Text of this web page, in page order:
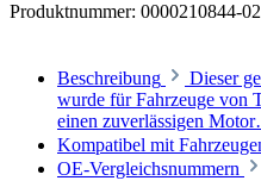
Produktnummer: 0000210844-02
Beschreibung
Dieser
wurde für Fahrzeuge von
einen zuverlässigen
Kompatibel mit
OE-Vergleichsnummern